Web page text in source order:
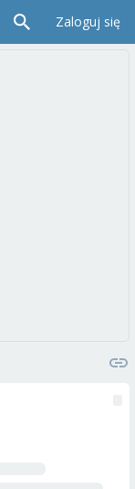
Zaloguj się